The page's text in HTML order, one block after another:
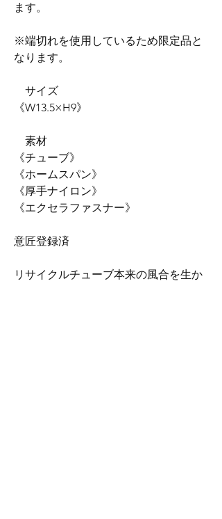
ます。
※端切れを使用しているため限定品と
なります。
サイズ
《W13.5×H9》
素材
《チューブ》
《ホームスパン》
《厚手ナイロン》
《エクセラファスナー》
意匠登録済
リサイクルチューブ本来の風合を生か